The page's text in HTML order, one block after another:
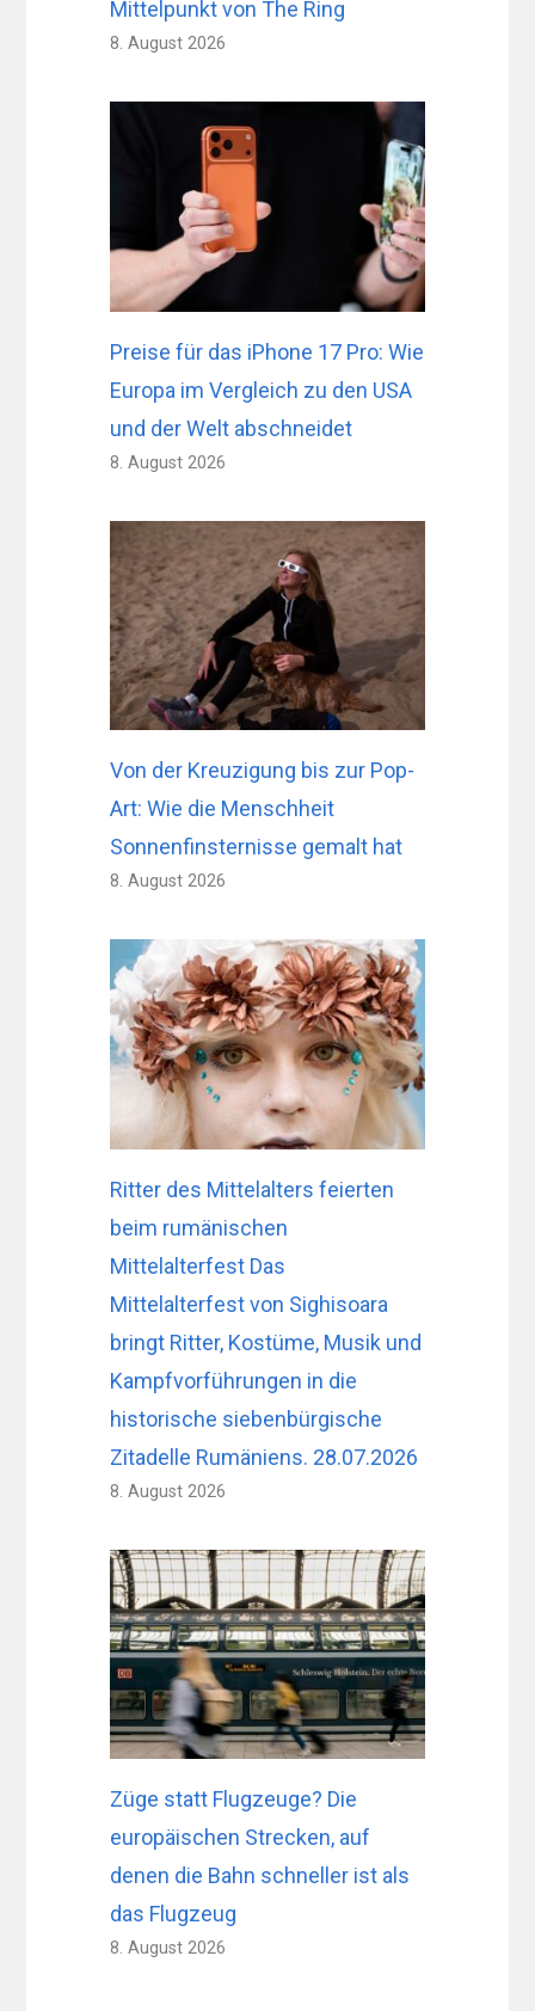
Mittelpunkt von The Ring
8. August 2026
Preise für das iPhone 17 Pro: Wie
Europa im Vergleich zu den USA
und der Welt abschneidet
8. August 2026
Von der Kreuzigung bis zur Pop-
Art: Wie die Menschheit
Sonnenfinsternisse gemalt hat
8. August 2026
Ritter des Mittelalters feierten
beim rumänischen
Mittelalterfest Das
Mittelalterfest von Sighisoara
bringt Ritter, Kostüme, Musik und
Kampfvorführungen in die
historische siebenbürgische
Zitadelle Rumäniens. 28.07.2026
8. August 2026
Züge statt Flugzeuge? Die
europäischen Strecken, auf
denen die Bahn schneller ist als
das Flugzeug
8. August 2026